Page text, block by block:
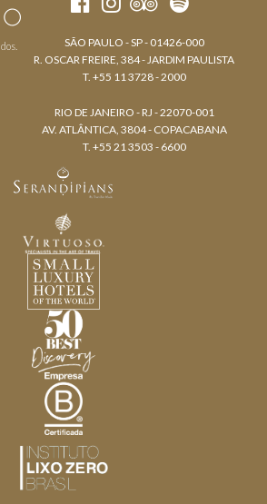
SÃO PAULO - SP - 01426-000
R. OSCAR FREIRE, 384 - JARDIM PAULISTA
T. +55 11 3728 - 2000
RIO DE JANEIRO - RJ - 22070-001
AV. ATLÂNTICA, 3804 - COPACABANA
T. +55 21 3503 - 6600